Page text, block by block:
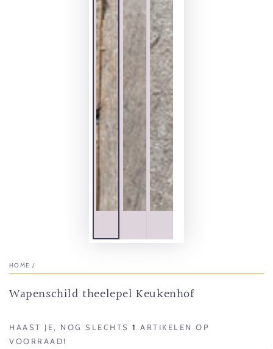
HOME /
Wapenschild theelepel Keukenhof
HAAST JE, NOG SLECHTS 1 ARTIKELEN OP
VOORRAAD!